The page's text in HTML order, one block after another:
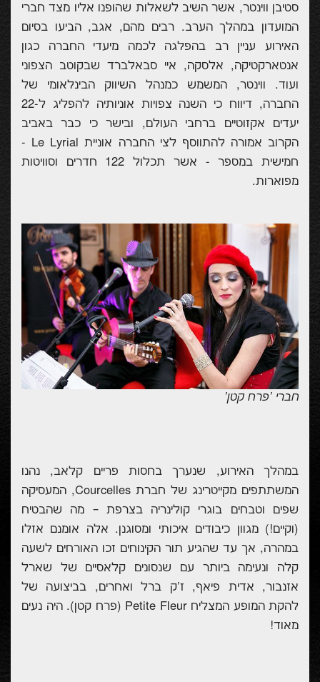
סטיבן ווינטר, אשר השיב לשאלות שהופנו אליו מצד חברי
המועדון במהלך הערב. רבים מהם, אגב, הביעו בסיום
האירוע עניין רב בהפלגה לכמה מיעדי החברה כגון
אנטארקטיקה, אלסקה, איי סבאלברד שבקוטב הצפוני
ועוד. ווינטר, המשמש כמנהל השיווק הבינלאומי של
החברה, דיווח כי השנה צפויות אוניותיה להפליג ל-22
יעדים אקזוטיים ברחבי העולם, ובישר כי כבר באביב
הקרוב אמורה להתווסף לצי החברה אוניית Le Lyrial
-
חמישית במספר - אשר תכלול 122 חדרים וסוויטות
מפוארות.
חברי 'פרח קטן'
במהלך האירוע, שנערך בחסות פריים קלאב, נהנו
המשתתפים מקייטרינג של חברת Courcelles, המעסיקה
שפים וטבחים בוגרי קולינריה בצרפת – מה שהבטיח
(וקיים!) מגוון כיבודים איכותי ומסוגנן. אלה אומנם אזלו
במהרה, אך עד שהגיע תור הקינוחים זכו האורחים לשעה
קלה ונעימה ביותר עם שנסונים קלאסיים של שארל
אזנבור, אדית פיאף, ז'ק ברל ואחרים, בביצועה של
להקת המופע המצליחPetite Fleur (פרח קטן). היה נעים
מאוד!